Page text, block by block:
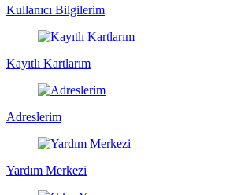
Kullanıcı Bilgilerim
Kayıtlı Kartlarım
Adreslerim
Yardım Merkezi